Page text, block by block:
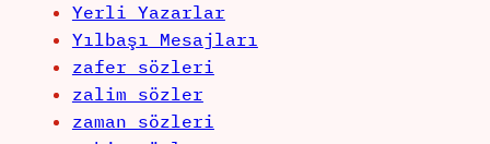
Yerli Yazarlar
Yılbaşı Mesajları
zafer sözleri
zalim sözler
zaman sözleri